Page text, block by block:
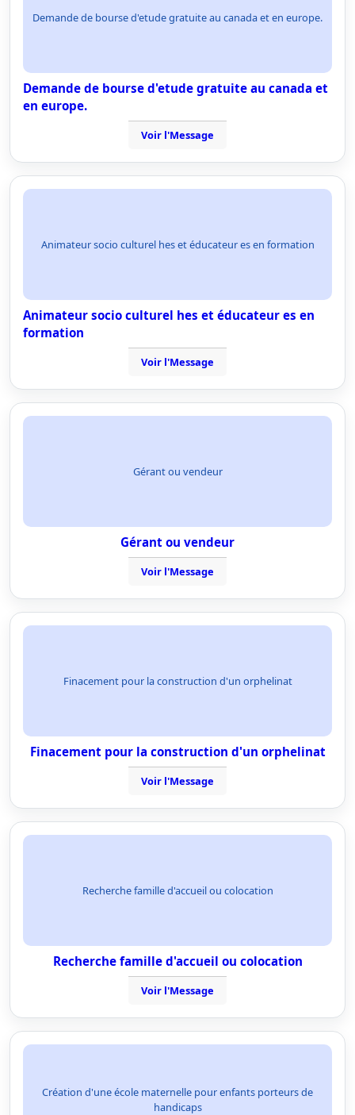
Demande de bourse d'etude gratuite au canada et en europe.
Demande de bourse d'etude gratuite au canada et
en europe.
Voir l'Message
Animateur socio culturel hes et éducateur es en formation
Animateur socio culturel hes et éducateur es en
formation
Voir l'Message
Gérant ou vendeur
Gérant ou vendeur
Voir l'Message
Finacement pour la construction d'un orphelinat
Finacement pour la construction d'un orphelinat
Voir l'Message
Recherche famille d'accueil ou colocation
Recherche famille d'accueil ou colocation
Voir l'Message
Création d'une école maternelle pour enfants porteurs de
handicaps